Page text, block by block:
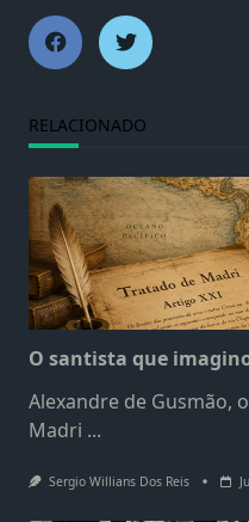
RELACIONADO
O santista que
Alexandre de Gusmão,
Madri ...
Sergio Willians Dos Reis